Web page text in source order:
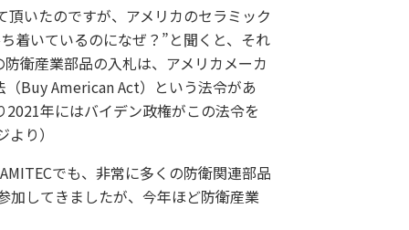
いたのですが、アメリカのセラミック
着いているのになぜ？”と聞くと、それ
衛産業部品の入札は、アメリカメーカ
Buy American Act）という法令があ
年にはバイデン政権がこの法令を
り）
でも、非常に多くの防衛関連部品
加してきましたが、今年ほど防衛産業